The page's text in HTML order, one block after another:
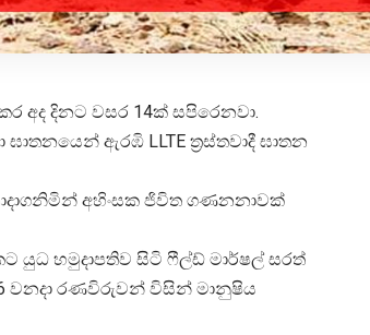
අද දිනට වසර 14ක් සපිරෙනවා.
ඇරඹි LLTE ත්‍රස්තවාදී ඝාතන
අහිංසක ජිවිත ගණනනාවක්
යුධ හමුදාපතිව සිටි ෆීල්ඩ් මාර්ෂල් සරත්
වනදා රණවිරුවන් විසින් මානුෂිය